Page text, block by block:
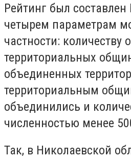
Рейтинг был
четырем параметрам
частности: количеству
территориальных
объединенных
территориальным
объединились и
численностью менее
Так, в Николаевской